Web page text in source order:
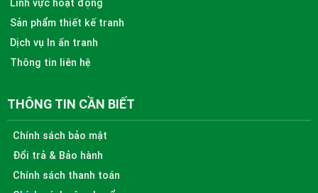
Lĩnh vực hoạt động
Sản phẩm thiết kế tranh
Dịch vụ In ấn tranh
Thông tin liên hệ
THÔNG TIN CẦN BIẾT
Chính sách bảo mật
Đổi trả & Bảo hành
Chính sách thanh toán